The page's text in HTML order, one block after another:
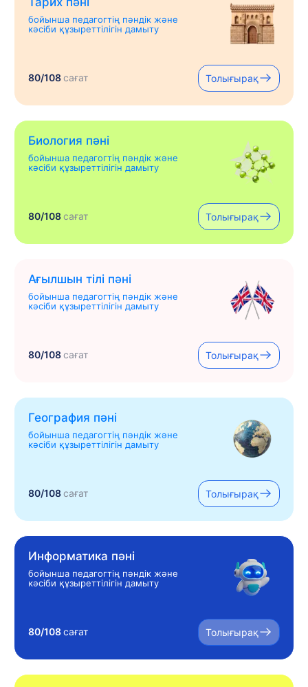
бойынша педагогтің пәндік және
кәсіби құзыреттілігін дамыту
80/108сағат Толығырақ
Биология пәні
бойынша педагогтің пәндік және
кәсіби құзыреттілігін дамыту
80/108сағат Толығырақ
Ағылшын тілі пәні
бойынша педагогтің пәндік және
кәсіби құзыреттілігін дамыту
80/108сағат Толығырақ
География пәні
бойынша педагогтің пәндік және
кәсіби құзыреттілігін дамыту
80/108сағат Толығырақ
Информатика пәні
бойынша педагогтің пәндік және
кәсіби құзыреттілігін дамыту
80/108сағат Толығырақ